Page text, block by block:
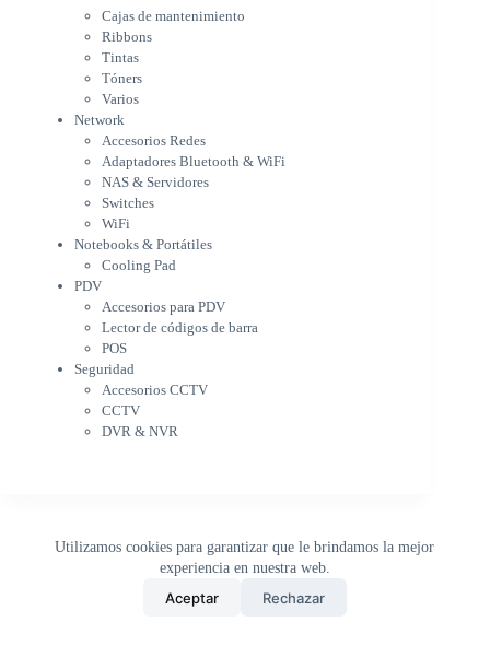
Utilizamos cookies para garantizar que le brindamos la mejor
experiencia en nuestra web.
Aceptar Rechazar
Network
Accesorios Redes
Adaptadores Bluetooth & WiFi
NAS & Servidores
Switches
WiFi
Notebooks & Portátiles
Cargador para notebook
Cooling Pad
PDV
Accesorios para PDV
Lector de códigos de barra
POS
Seguridad
Accesorios CCTV
CCTV
DVR & NVR
Sin categorizar
Cajas de mantenimiento
Ribbons
Tintas
Tóners
Varios
Network
Accesorios Redes
Adaptadores Bluetooth & WiFi
NAS & Servidores
Switches
WiFi
Notebooks & Portátiles
Cooling Pad
PDV
Accesorios para PDV
Lector de códigos de barra
POS
Seguridad
Accesorios CCTV
CCTV
DVR & NVR